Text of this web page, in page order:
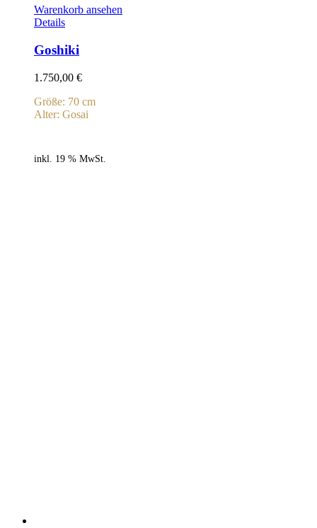
Warenkorb ansehen
Details
Goshiki
1.750,00 €
Größe: 70 cm
Alter: Gosai
inkl. 19 % MwSt.